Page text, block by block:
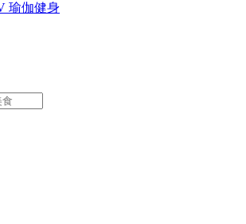
瑜伽健身